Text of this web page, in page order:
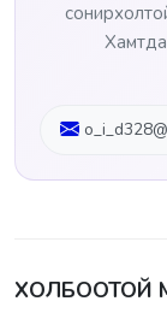
ХОЛБООТОЙ